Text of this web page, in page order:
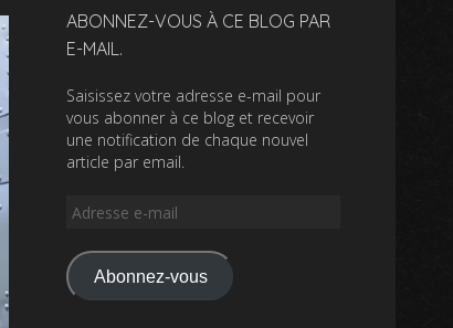
ABONNEZ-VOUS À CE BLOG PAR
E-MAIL.
Saisissez votre adresse e-mail pour
vous abonner à ce blog et recevoir
une notification de chaque nouvel
article par email.
Adresse
mail
Abonnez-vous